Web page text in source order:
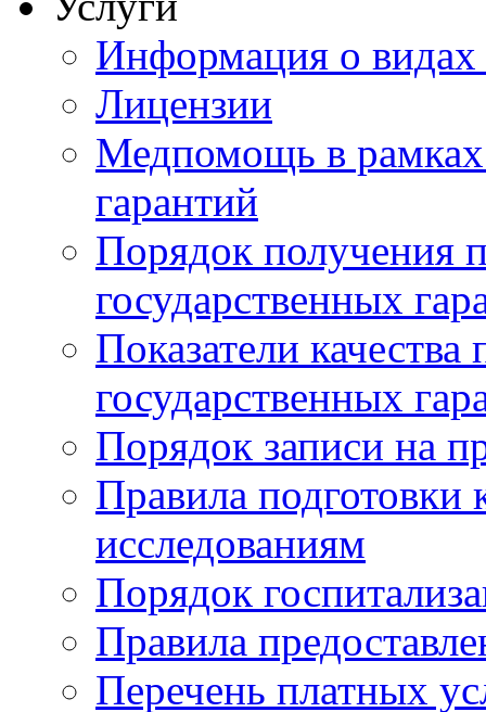
Информация о
Лицензии
Медпомощь в
гарантий
Порядок получения
государственных
Показатели
государственных
Порядок записи на
Правила подготовки
исследованиям
Порядок
Правила
Перечень платных